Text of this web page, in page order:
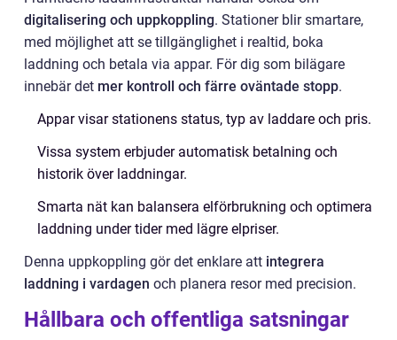
digitalisering och uppkoppling. Stationer blir smartare,
med möjlighet att se tillgänglighet i realtid, boka
laddning och betala via appar. För dig som bilägare
innebär det mer kontroll och färre oväntade stopp.
Appar visar stationens status, typ av laddare och pris.
Vissa system erbjuder automatisk betalning och
historik över laddningar.
Smarta nät kan balansera elförbrukning och optimera
laddning under tider med lägre elpriser.
Denna uppkoppling gör det enklare att integrera
laddning i vardagen och planera resor med precision.
Hållbara och offentliga satsningar